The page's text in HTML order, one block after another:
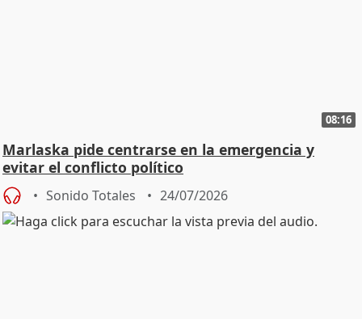
08:16
Marlaska pide centrarse en la emergencia y
evitar el conflicto político
Sonido Totales 24/07/2026